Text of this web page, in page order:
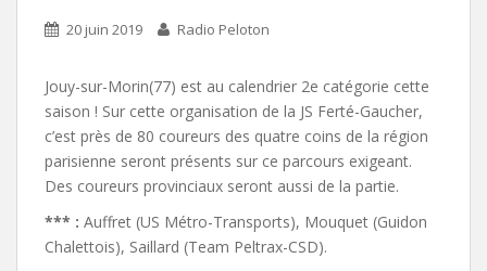
20 juin 2019 Radio Peloton
Jouy-sur-Morin(77) est au calendrier 2e catégorie cette
saison ! Sur cette organisation de la JS Ferté-Gaucher,
c’est près de 80 coureurs des quatre coins de la région
parisienne seront présents sur ce parcours exigeant.
Des coureurs provinciaux seront aussi de la partie.
*** : Auffret (US Métro-Transports), Mouquet (Guidon
Chalettois), Saillard (Team Peltrax-CSD).